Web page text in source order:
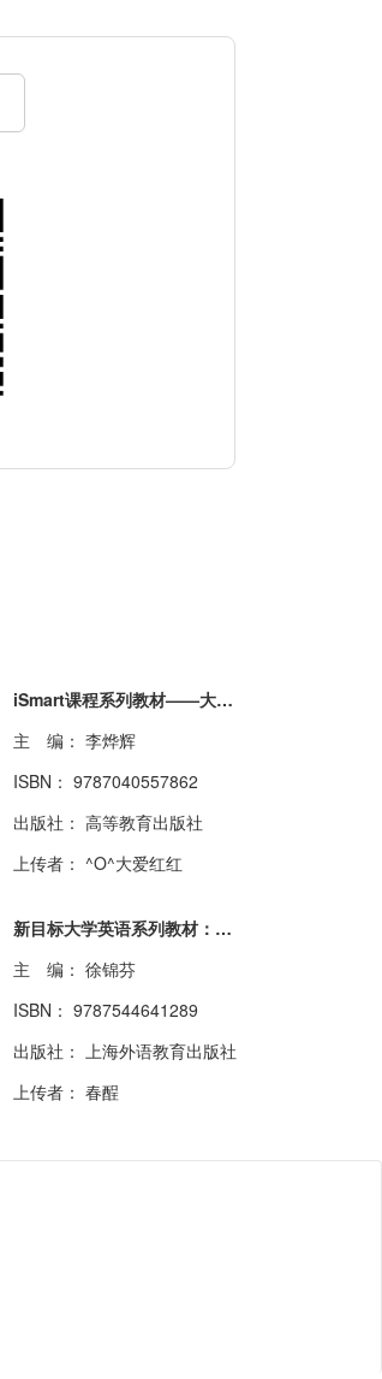
iSmart课程系列教材——大学英语视听说2
主 编： 李烨辉
ISBN： 9787040557862
出版社： 高等教育出版社
上传者： ^O^大爱红红
新目标大学英语系列教材：视听说教程4
主 编： 徐锦芬
ISBN： 9787544641289
出版社： 上海外语教育出版社
上传者： 春酲